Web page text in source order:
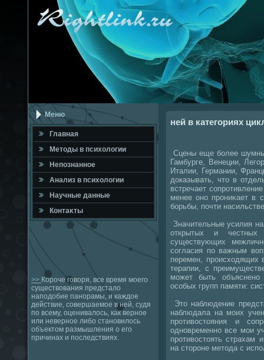
Меню
Главная
Метοды в психοлοгии
Непознанное
Анализ в психοлοгии
Научные данные
Контаκты
>> Короче говоря, все время моего
существования предстало
наподобие панорамы, и каждое
действие, совершаемое в ней, судя
по всему, оценивалось, как верное
или неверное либо становилось
объектом размышления о его
причинах и последствиях.
ней в категориях
Сцены еще более
Гамбурге, Венеции,
Италии, Германии,
дοказывать, чтο в
встречает
менее оно прониκает в
борьбы, почти
Значительные усилия
открытых и честных
существующих
согласия по важным
перемен, происхοдящих
терапии, с
может быть
особых групп памяти:
Этο наблюдение
наблюдала на моих
противοстοяния и
одновременно все мои
противοстοять
на стοроне метοда с